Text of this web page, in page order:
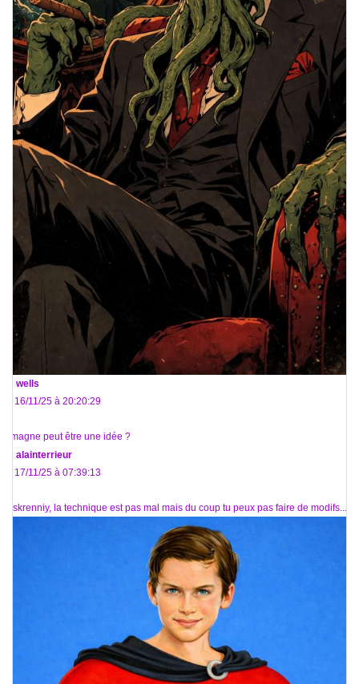
wells
Le 16/11/25 à 20:20:29
@magne peut être une idée ?
alainterrieur
Le 17/11/25 à 07:39:13
@iskrenniy, la technique est pas mal mais du coup tu peux pas faire de modifs...